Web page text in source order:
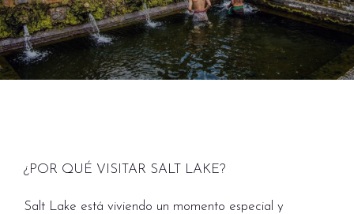
¿POR QUÉ VISITAR SALT LAKE?
Salt Lake está viviendo un momento especial y